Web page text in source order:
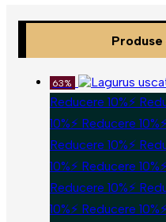
Produse
63%
Reducere 10%⚡
10%⚡ Reducere
Reducere 10%⚡
10%⚡ Reducere
Reducere 10%⚡
10%⚡ Reducere